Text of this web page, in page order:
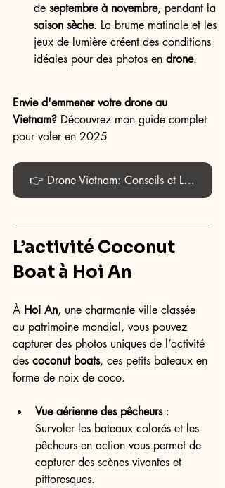
de septembre à novembre, pendant la
saison sèche. La brume matinale et les
jeux de lumière créent des conditions
idéales pour des photos en drone.
Envie d'emmener votre drone au
Vietnam? Découvrez mon guide complet
pour voler en 2025
👉 Drone Vietnam: Conseils et Lois 2025
L’activité Coconut
Boat à Hoi An
À Hoi An, une charmante ville classée
au patrimoine mondial, vous pouvez
capturer des photos uniques de l’activité
des coconut boats, ces petits bateaux en
forme de noix de coco.
Vue aérienne des pêcheurs :
Survoler les bateaux colorés et les
pêcheurs en action vous permet de
capturer des scènes vivantes et
pittoresques.